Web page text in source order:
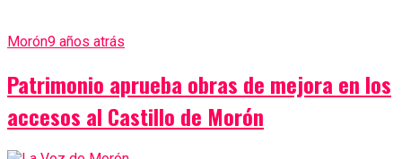
Morón9 años atrás
Patrimonio aprueba obras de mejora en los
accesos al Castillo de Morón